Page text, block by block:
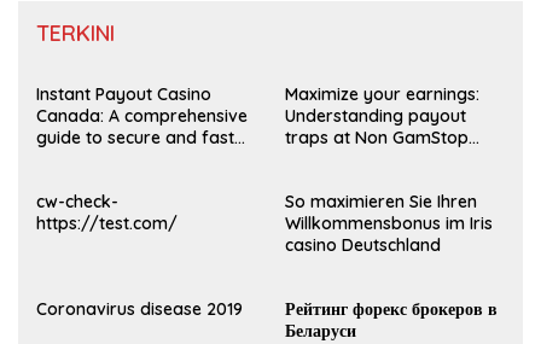
TERKINI
Instant Payout Casino
Canada: A comprehensive
guide to secure and fast
Maximize your earnings:
Understanding payout
traps at Non GamStop
cw-check-
https://test.com/
So maximieren Sie Ihren
Willkommensbonus im Iris
casino Deutschland
Coronavirus disease 2019
Рейтинг форекс брокеров в
Беларуси